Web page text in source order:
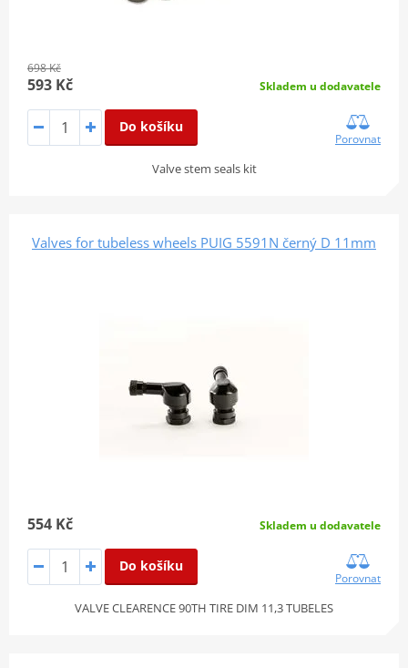
698 Kč
593 Kč Skladem u dodavatele
Do košíku
Porovnat
Valve stem seals kit
Valves for tubeless wheels PUIG 5591N černý D 11mm
554 Kč Skladem u dodavatele
Do košíku
Porovnat
VALVE CLEARENCE 90TH TIRE DIM 11,3 TUBELES